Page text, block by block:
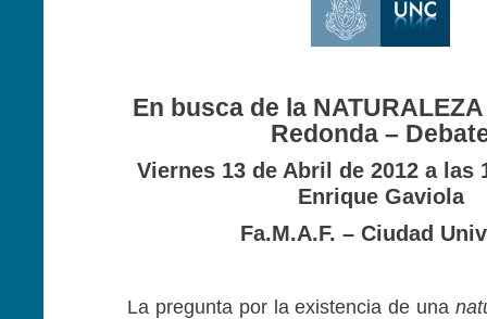
En busca de la
Redonda –
Viernes 13 de Abril de 2012 a las
Enrique Gaviola
Fa.M.A.F. – Ciudad
La pregunta por la existencia de una